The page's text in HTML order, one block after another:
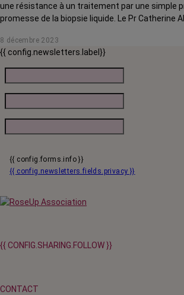
une résistance à un traitement par une simple
promesse de la biopsie liquide. Le Pr Catherine
CHU de Montpellier et co-inventrice de ce mot,
comment fonctionne cette technique et
bientôt révolutionner la lutte contre le cancer.
8 décembre 2023
{{ config.newsletters.label}}
{{ config.forms.info }}
{{ config.newsletters.fields.privacy }}
{{ CONFIG.SHARING.FOLLOW }}
CONTACT